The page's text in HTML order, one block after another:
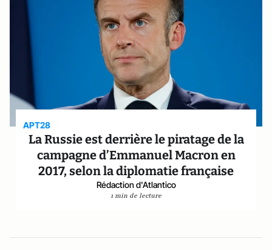
APT28
La Russie est derrière le piratage de la
campagne d’Emmanuel Macron en
2017, selon la diplomatie française
Rédaction d'Atlantico
1 min de lecture